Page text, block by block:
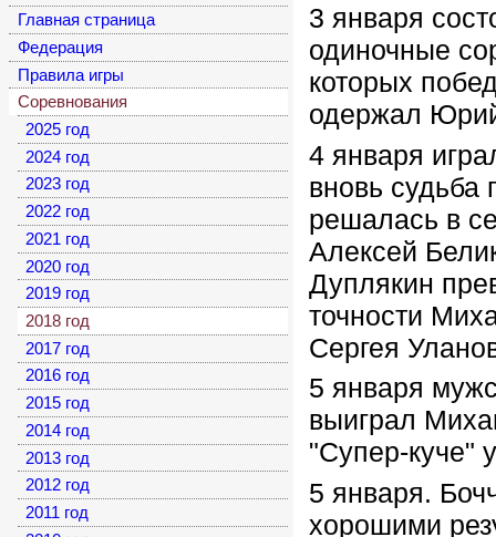
3 января
одиночные
которых
одержал
4 января
вновь судьба
решалась в
Алексей
Дуплякин
точности
Сергея
5 января
выиграл
"Супер-куче"
5 января.
хорошими
Главная страница
Федерация
Правила игры
Соревнования
2025 год
2024 год
2023 год
2022 год
2021 год
2020 год
2019 год
2018 год
2017 год
2016 год
2015 год
2014 год
2013 год
2012 год
2011 год